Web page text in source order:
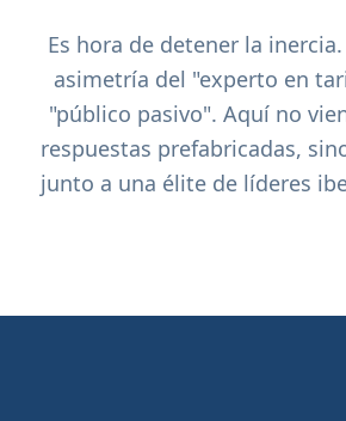
Es hora de detener la
asimetría del "experto en
"público pasivo". Aquí no
respuestas prefabricadas,
junto a una élite de líderes